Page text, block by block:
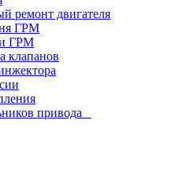
ремонт двигателя
ГРМ
ГРМ
клапанов
привода